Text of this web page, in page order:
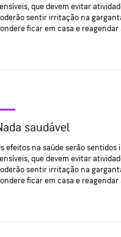
que devem evitar
sentir irritação na
ficar em casa e
saudável
efeitos na saúde serão
que devem evitar
sentir irritação na
ficar em casa e